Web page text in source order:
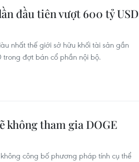
đầu tiên vượt 600 tỷ USD
nhất thế giới sở hữu khối tài sản gần
trong đợt bán cổ phần nội bộ.
không tham gia DOGE
công bố phương pháp tính cụ thể